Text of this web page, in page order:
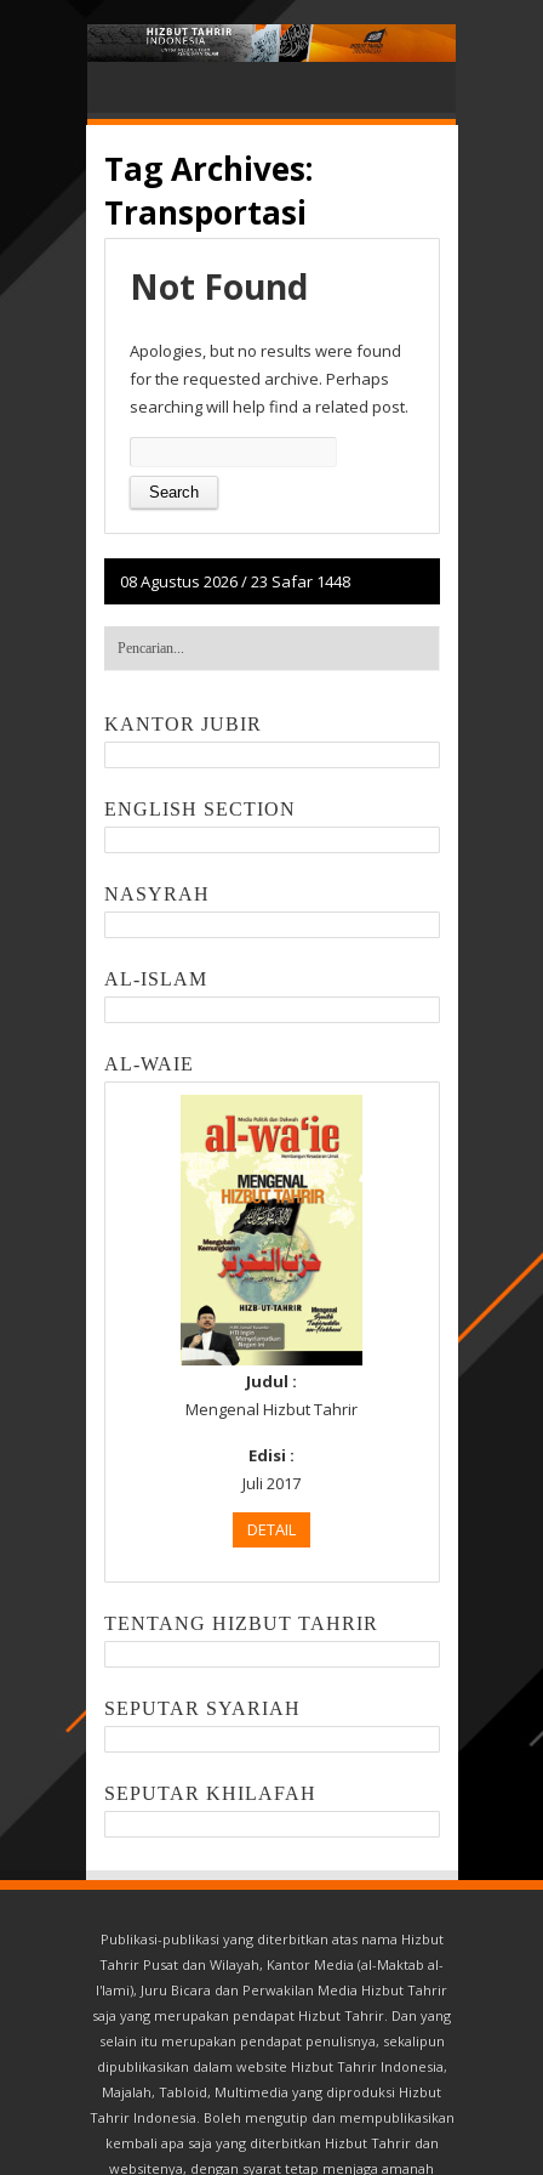
Tag Archives:
Transportasi
Not Found
Apologies, but no results were found
for the requested archive. Perhaps
searching will help find a related post.
for:
08 Agustus 2026/23 Safar 1448
KANTOR JUBIR
ENGLISH SECTION
NASYRAH
AL-ISLAM
AL-WAIE
Judul :
Mengenal Hizbut Tahrir
Edisi :
Juli 2017
DETAIL
TENTANG HIZBUT TAHRIR
SEPUTAR SYARIAH
SEPUTAR KHILAFAH
Publikasi-publikasi yang diterbitkan atas nama Hizbut
Tahrir Pusat dan Wilayah, Kantor Media (al-Maktab al-
I'lami), Juru Bicara dan Perwakilan Media Hizbut Tahrir
saja yang merupakan pendapat Hizbut Tahrir. Dan yang
selain itu merupakan pendapat penulisnya, sekalipun
dipublikasikan dalam website Hizbut Tahrir Indonesia,
Majalah, Tabloid, Multimedia yang diproduksi Hizbut
Tahrir Indonesia. Boleh mengutip dan mempublikasikan
kembali apa saja yang diterbitkan Hizbut Tahrir dan
websitenya, dengan syarat tetap menjaga amanah